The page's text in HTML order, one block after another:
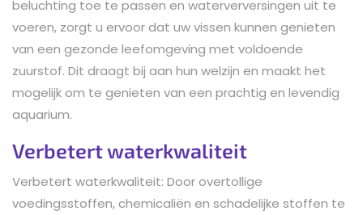
beluchting toe te passen en waterverversingen uit te
voeren, zorgt u ervoor dat uw vissen kunnen genieten
van een gezonde leefomgeving met voldoende
zuurstof. Dit draagt bij aan hun welzijn en maakt het
mogelijk om te genieten van een prachtig en levendig
aquarium.
Verbetert waterkwaliteit
Verbetert waterkwaliteit: Door overtollige
voedingsstoffen, chemicaliën en schadelijke stoffen te